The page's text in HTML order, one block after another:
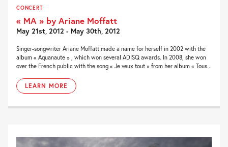
CONCERT
« MA » by Ariane Moffatt
May 21st, 2012 - May 30th, 2012
Singer-songwriter Ariane Moffatt made a name for herself in 2002 with the
album « Aquanaute » , which won several ADISQ awards. In 2008, she won
over the French public with the song « Je veux tout » from her album « Tous...
LEARN MORE